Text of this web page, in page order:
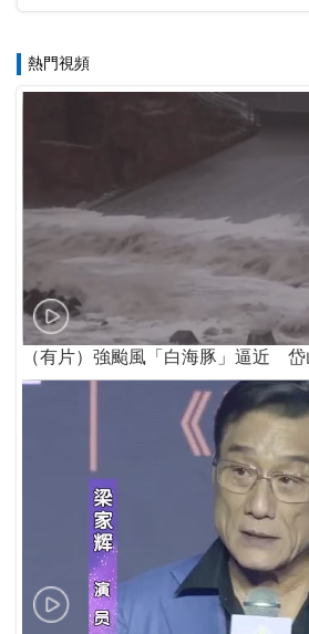
熱門視頻
（有片）強颱風「白海豚」逼近 岱